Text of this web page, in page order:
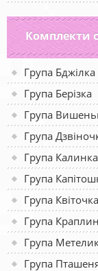
Комплекти
Група Бджілка
Група Берізка
Група
Група
Група Калинка
Група
Група Квіточка
Група
Група
Група